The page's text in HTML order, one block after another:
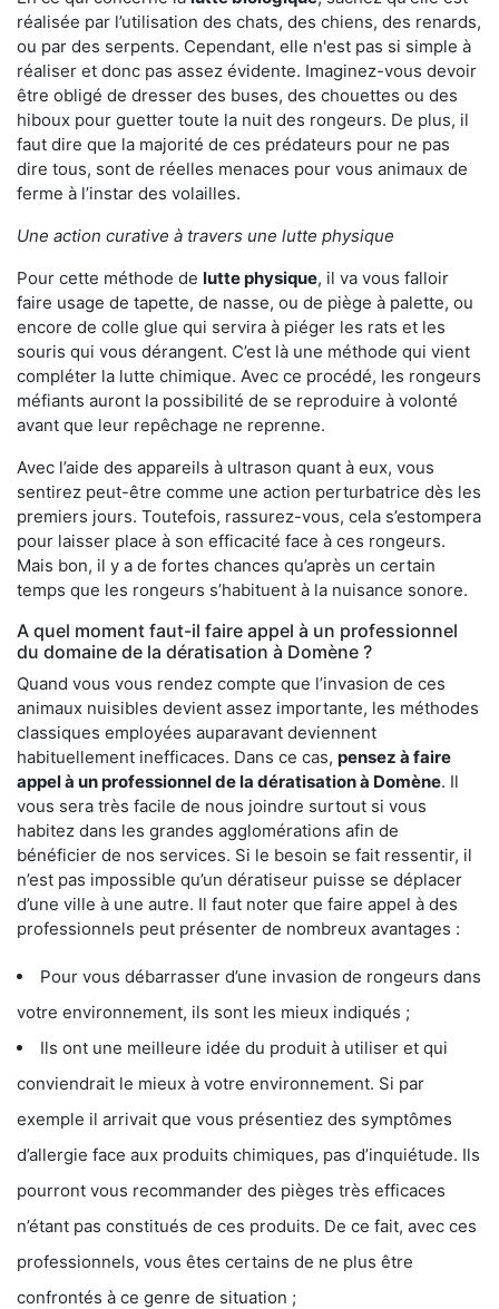
réalisée par l’utilisation des chats, des chiens, des renards,
ou par des serpents. Cependant, elle n'est pas si simple à
réaliser et donc pas assez évidente. Imaginez-vous devoir
être obligé de dresser des buses, des chouettes ou des
hiboux pour guetter toute la nuit des rongeurs. De plus, il
faut dire que la majorité de ces prédateurs pour ne pas
dire tous, sont de réelles menaces pour vous animaux de
ferme à l’instar des volailles.
Une action curative à travers une lutte physique
Pour cette méthode de lutte physique, il va vous falloir
faire usage de tapette, de nasse, ou de piège à palette, ou
encore de colle glue qui servira à piéger les rats et les
souris qui vous dérangent. C’est là une méthode qui vient
compléter la lutte chimique. Avec ce procédé, les rongeurs
méfiants auront la possibilité de se reproduire à volonté
avant que leur repêchage ne reprenne.
Avec l’aide des appareils à ultrason quant à eux, vous
sentirez peut-être comme une action perturbatrice dès les
premiers jours. Toutefois, rassurez-vous, cela s’estompera
pour laisser place à son efficacité face à ces rongeurs.
Mais bon, il y a de fortes chances qu’après un certain
temps que les rongeurs s’habituent à la nuisance sonore.
A quel moment faut-il faire appel à un professionnel
du domaine de la dératisation à Domène ?
Quand vous vous rendez compte que l’invasion de ces
animaux nuisibles devient assez importante, les méthodes
classiques employées auparavant deviennent
habituellement inefficaces. Dans ce cas, pensez à faire
appel à un professionnel de la dératisation à Domène. Il
vous sera très facile de nous joindre surtout si vous
habitez dans les grandes agglomérations afin de
bénéficier de nos services. Si le besoin se fait ressentir, il
n’est pas impossible qu’un dératiseur puisse se déplacer
d’une ville à une autre. Il faut noter que faire appel à des
professionnels peut présenter de nombreux avantages :
Pour vous débarrasser d’une invasion de rongeurs dans
votre environnement, ils sont les mieux indiqués ;
Ils ont une meilleure idée du produit à utiliser et qui
conviendrait le mieux à votre environnement. Si par
exemple il arrivait que vous présentiez des symptômes
d’allergie face aux produits chimiques, pas d’inquiétude. Ils
pourront vous recommander des pièges très efficaces
n’étant pas constitués de ces produits. De ce fait, avec ces
professionnels, vous êtes certains de ne plus être
confrontés à ce genre de situation ;